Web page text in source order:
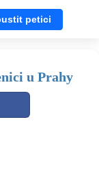
petici
u Prahy